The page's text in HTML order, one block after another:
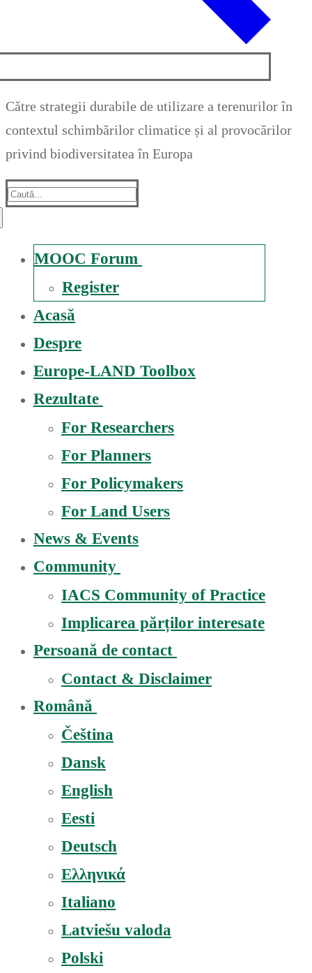
Către strategii durabile de utilizare a terenurilor în
contextul schimbărilor climatice și al provocărilor
privind biodiversitatea în Europa
Suche
MOOC Forum
Register
Acasă
Despre
Europe-LAND Toolbox
Rezultate
For Researchers
For Planners
For Policymakers
For Land Users
News & Events
Community
IACS Community of Practice
Implicarea părților interesate
Persoană de contact
Contact & Disclaimer
Română
Čeština
Dansk
English
Eesti
Deutsch
Ελληνικά
Italiano
Latviešu valoda
Polski